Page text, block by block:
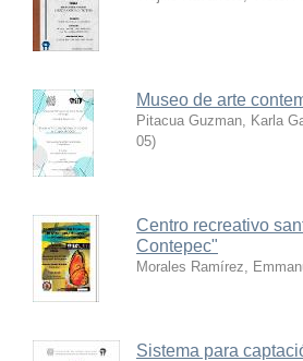
Museo de arte
Pitacua Guzman, Karla
05)
Centro recreativo
Contepec"
Morales Ramírez,
Sistema para